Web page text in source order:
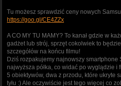
Tu możesz sprawdzić ceny nowych
https://goo.gl/CE4ZZx
A CO MY TU MAMY? To kanał gdzie w
gadżet lub strój, sprzęt cokolwiek to
szczegółów na końcu filmu!
Dziś rozpakujemy najnowszy smartphone
najwyższa półka, co widać po wyglądzie
5 obiektywów, dwa z przodu, które ukryte
tyłu :) Ale oczywiście jest tego więcej co